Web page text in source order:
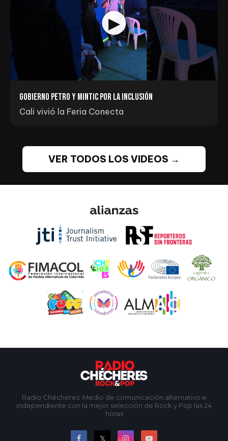
Gobierno Petro y MINTIC por la inclusión
Cali vivió la Feria Conecta
VER TODOS LOS VIDEOS →
Radio Chécheres: Medio de comunicación alternativo e
independiente con la mejor selección de Rock y Pop las 24
horas